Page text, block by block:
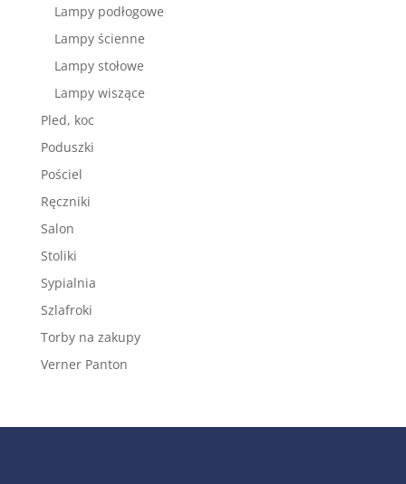
Lampy podłogowe
Lampy ścienne
Lampy stołowe
Lampy wiszące
Pled, koc
Poduszki
Pościel
Ręczniki
Salon
Stoliki
Sypialnia
Szlafroki
Torby na zakupy
Verner Panton